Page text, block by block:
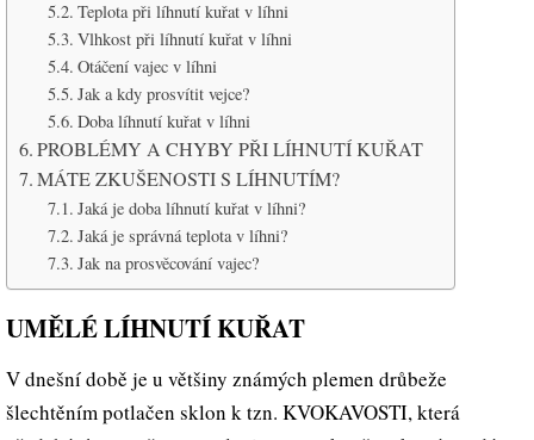
Teplota při líhnutí kuřat v líhni
Vlhkost při líhnutí kuřat v líhni
Otáčení vajec v líhni
Jak a kdy prosvítit vejce?
Doba líhnutí kuřat v líhni
PROBLÉMY A CHYBY PŘI LÍHNUTÍ KUŘAT
MÁTE ZKUŠENOSTI S LÍHNUTÍM?
Jaká je doba líhnutí kuřat v líhni?
Jaká je správná teplota v líhni?
Jak na prosvěcování vajec?
UMĚLÉ LÍHNUTÍ KUŘAT
V dnešní době je u většiny známých plemen drůbeže
šlechtěním potlačen sklon k tzn. KVOKAVOSTI, která